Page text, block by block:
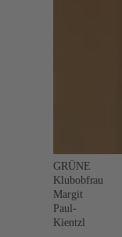
GRÜNE
Klubobfrau
Margit
Paul-
Kientzl